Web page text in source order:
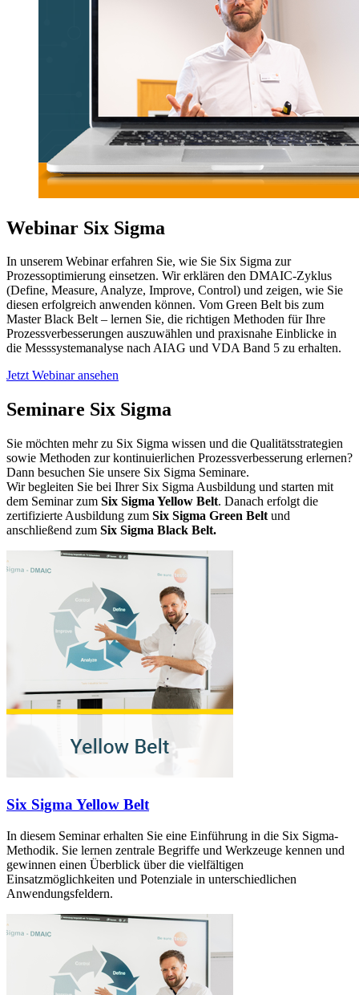
Webinar Six Sigma
In unserem Webinar erfahren Sie, wie Sie Six Sigma zur
Prozessoptimierung einsetzen. Wir erklären den DMAIC-Zyklus
(Define, Measure, Analyze, Improve, Control) und zeigen, wie Sie
diesen erfolgreich anwenden können. Vom Green Belt bis zum
Master Black Belt – lernen Sie, die richtigen Methoden für Ihre
Prozessverbesserungen auszuwählen und praxisnahe Einblicke in
die Messsystemanalyse nach AIAG und VDA Band 5 zu erhalten.
Jetzt Webinar ansehen
Seminare Six Sigma
Sie möchten mehr zu Six Sigma wissen und die Qualitätsstrategien
sowie Methoden zur kontinuierlichen Prozessverbesserung erlernen?
Dann besuchen Sie unsere Six Sigma Seminare.
Wir begleiten Sie bei Ihrer Six Sigma Ausbildung und starten mit
dem Seminar zum Six Sigma Yellow Belt. Danach erfolgt die
zertifizierte Ausbildung zum Six Sigma Green Belt und
anschließend zum Six Sigma Black Belt.
Six Sigma Yellow Belt
In diesem Seminar erhalten Sie eine Einführung in die Six Sigma-
Methodik. Sie lernen zentrale Begriffe und Werkzeuge kennen und
gewinnen einen Überblick über die vielfältigen
Einsatzmöglichkeiten und Potenziale in unterschiedlichen
Anwendungsfeldern.